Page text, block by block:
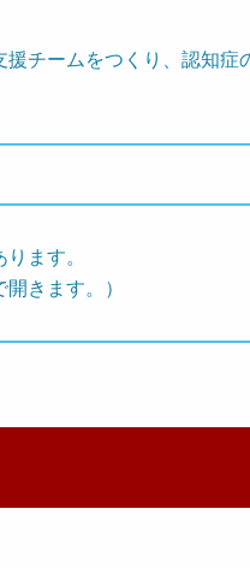
チームをつくり、認知症
ます。
開きます。）